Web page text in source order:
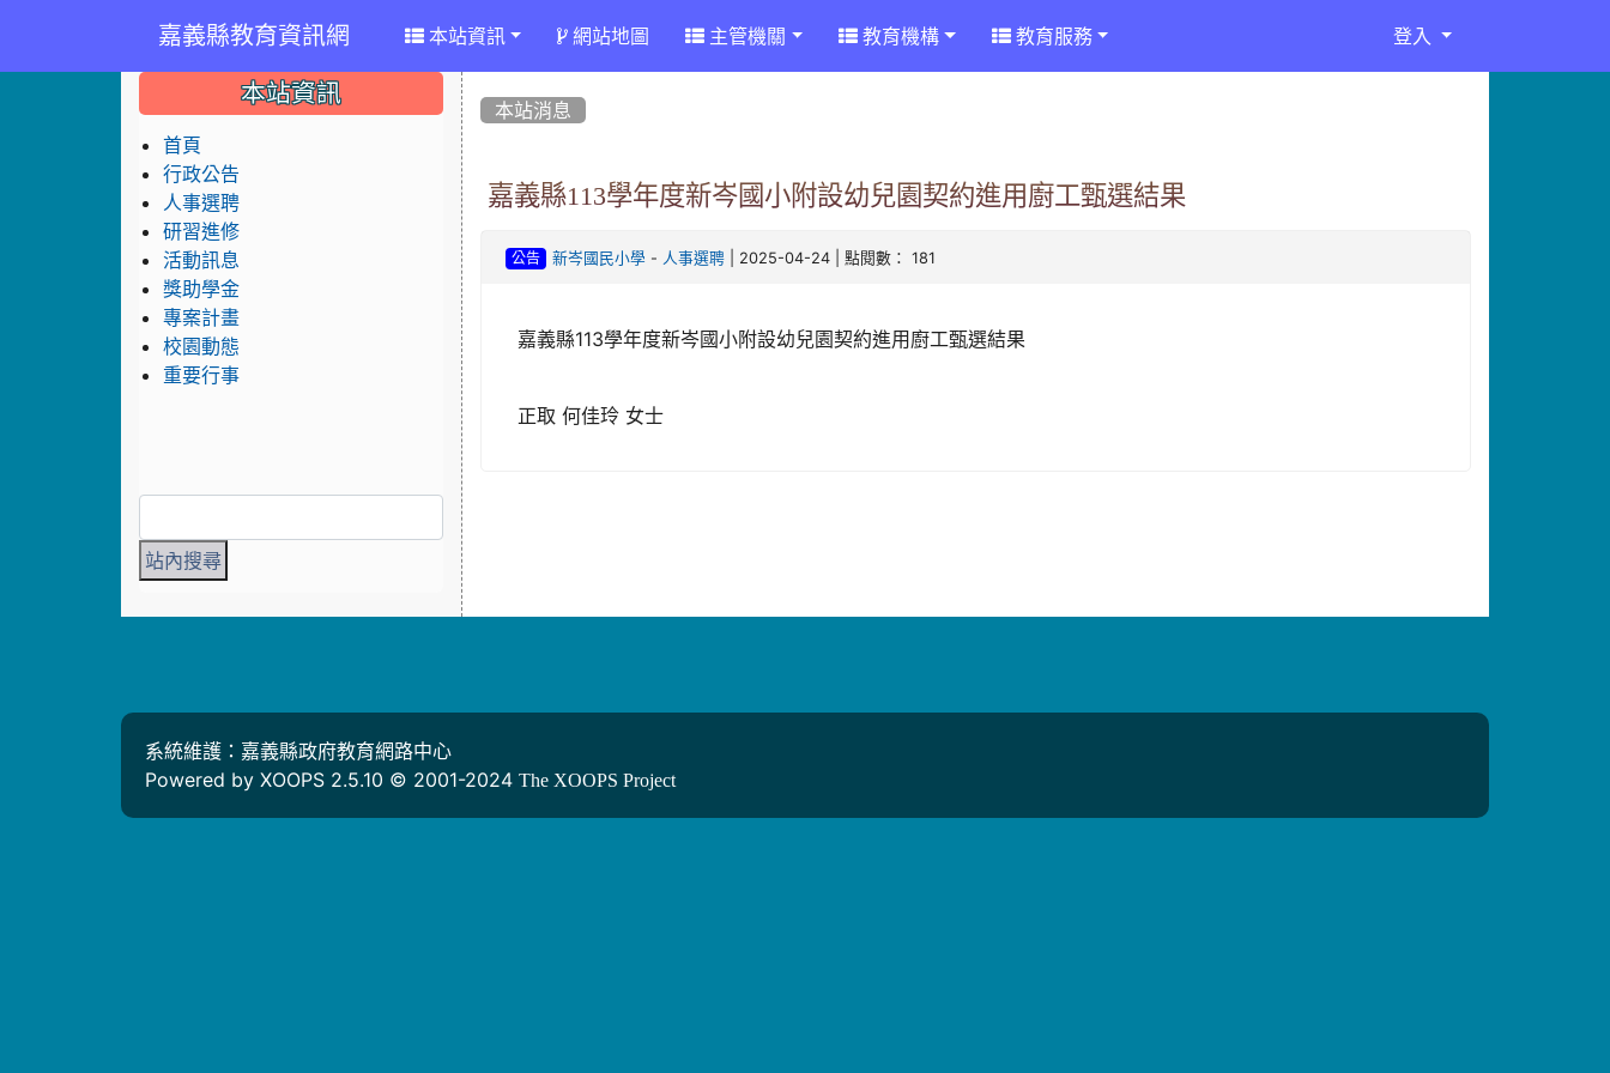
嘉義縣教育資訊網 本站資訊 網站地圖 主管機關 教育機構 教育服務 登入
本站消息
嘉義縣113學年度新岑國小附設幼兒園契約進用廚工甄選結果
公告 新岑國民小學 - 人事選聘 | 2025-04-24 | 點閱數： 181
嘉義縣113學年度新岑國小附設幼兒園契約進用廚工甄選結果
正取 何佳玲 女士
::: 本站資訊
首頁
行政公告
人事選聘
研習進修
活動訊息
獎助學金
專案計畫
校園動態
重要行事
系統維護：嘉義縣政府教育網路中心
Powered by XOOPS 2.5.10 © 2001-2024 The XOOPS Project